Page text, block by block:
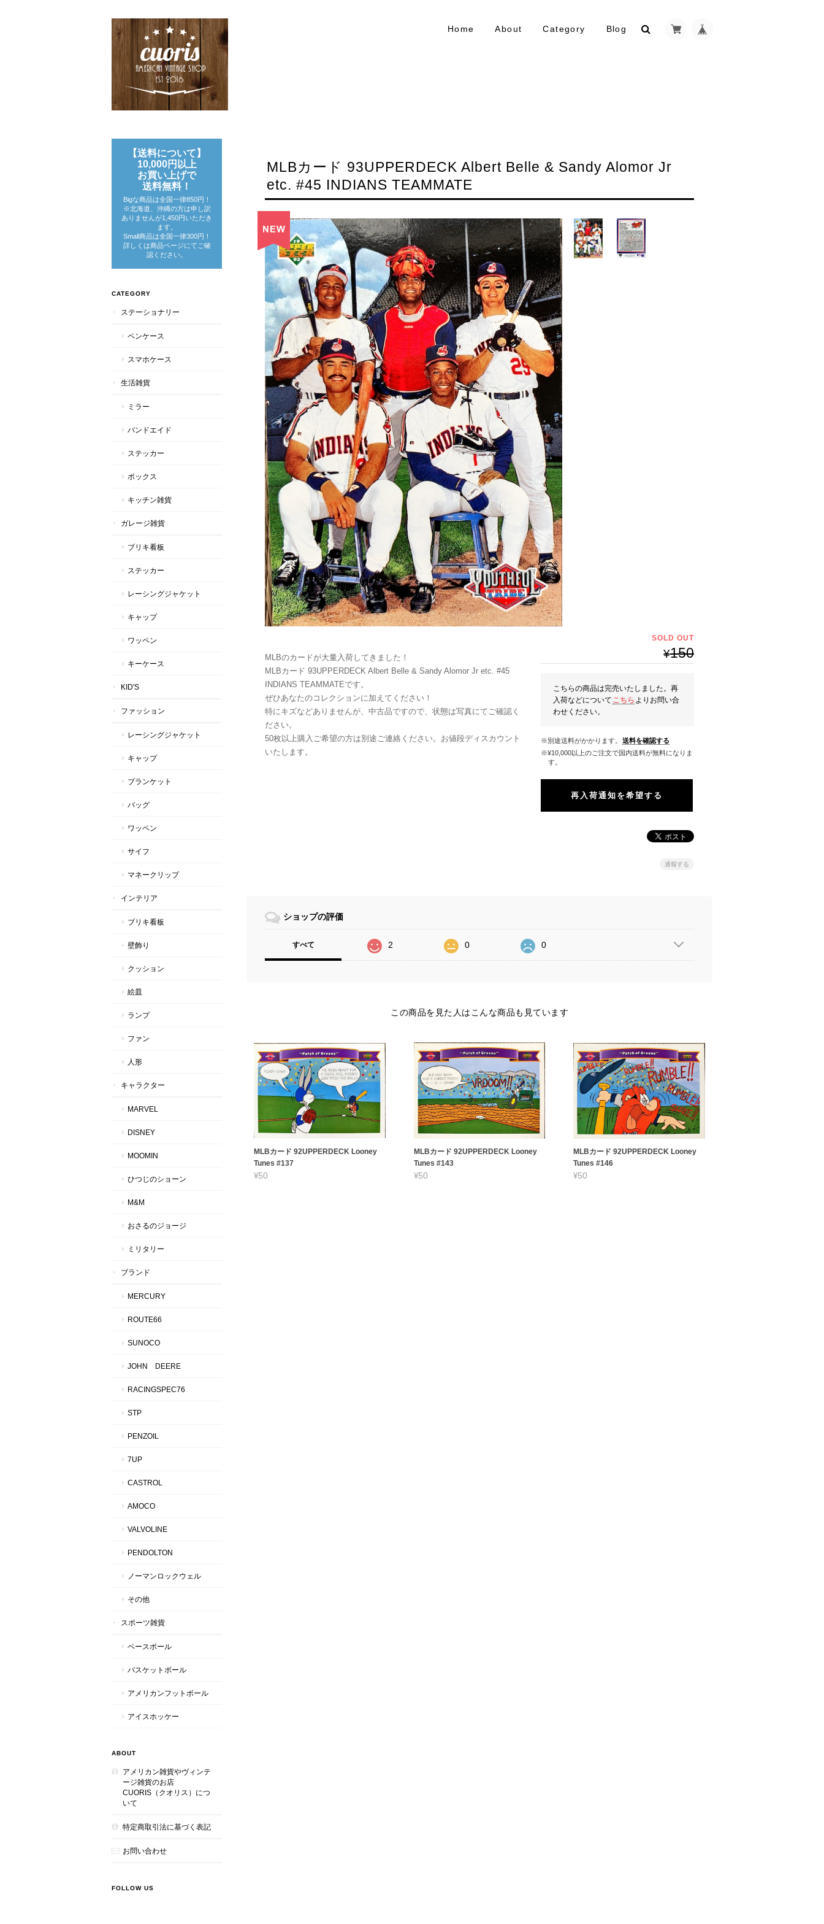
Home About Category Blog
MLBカード 93UPPERDECK Albert Belle & Sandy Alomor Jr
etc. #45 INDIANS TEAMMATE
MLBのカードが大量入荷してきました！
MLBカード 93UPPERDECK Albert Belle & Sandy Alomor Jr etc. #45
INDIANS TEAMMATEです。
ぜひあなたのコレクションに加えてください！
特にキズなどありませんが、中古品ですので、状態は写真にてご確認く
ださい。
50枚以上購入ご希望の方は別途ご連絡ください。お値段ディスカウント
いたします。
SOLD OUT
¥150
こちらの商品は完売いたしました。再
入荷などについて こちら よりお問い合
わせください。
※別途送料がかかります。 送料を確認する
※¥10,000以上のご注文で国内送料が無料になりま
す。
再入荷通知を希望する
通報する
ショップの評価
すべて 2 0 0
この商品を見た人はこんな商品も見ています
MLBカード 92UPPERDECK Looney
Tunes #137
¥50
MLBカード 92UPPERDECK Looney
Tunes #143
¥50
MLBカード 92UPPERDECK Looney
Tunes #146
¥50
【送料について】
10,000円以上
お買い上げで
送料無料！
Bigな商品は全国一律850円！
※北海道、沖縄の方は申し訳
ありませんが1,450円いただき
ます。
Small商品は全国一律300円！
詳しくは商品ページにてご確
認ください。
CATEGORY
ステーショナリー
ペンケース
スマホケース
生活雑貨
ミラー
バンドエイド
ステッカー
ボックス
キッチン雑貨
ガレージ雑貨
ブリキ看板
ステッカー
レーシングジャケット
キャップ
ワッペン
キーケース
KID'S
ファッション
レーシングジャケット
キャップ
ブランケット
バッグ
ワッペン
サイフ
マネークリップ
インテリア
ブリキ看板
壁飾り
クッション
絵皿
ランプ
ファン
人形
キャラクター
MARVEL
DISNEY
MOOMIN
ひつじのショーン
M&M
おさるのジョージ
ミリタリー
ブランド
MERCURY
ROUTE66
SUNOCO
JOHN DEERE
RACINGSPEC76
STP
PENZOIL
7UP
CASTROL
AMOCO
VALVOLINE
PENDOLTON
ノーマンロックウェル
その他
スポーツ雑貨
ベースボール
バスケットボール
アメリカンフットボール
アイスホッケー
ABOUT
アメリカン雑貨やヴィンテ
ージ雑貨のお店
CUORIS（クオリス）につ
いて
特定商取引法に基づく表記
お問い合わせ
FOLLOW US